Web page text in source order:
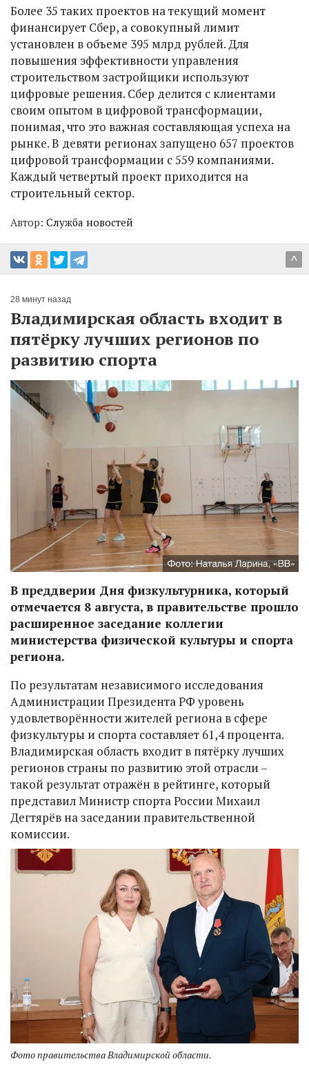
Более 35 таких проектов на текущий момент
финансирует Сбер, а совокупный лимит
установлен в объеме 395 млрд рублей. Для
повышения эффективности управления
строительством застройщики используют
цифровые решения. Сбер делится с клиентами
своим опытом в цифровой трансформации,
понимая, что это важная составляющая успеха на
рынке. В девяти регионах запущено 657 проектов
цифровой трансформации с 559 компаниями.
Каждый четвертый проект приходится на
строительный сектор.
Автор: Служба новостей
^
28 минут назад
Владимирская область входит в
пятёрку лучших регионов по
развитию спорта
В преддверии Дня физкультурника, который
отмечается 8 августа, в правительстве прошло
расширенное заседание коллегии
министерства физической культуры и спорта
региона.
По результатам независимого исследования
Администрации Президента РФ уровень
удовлетворённости жителей региона в сфере
физкультуры и спорта составляет 61,4 процента.
Владимирская область входит в пятёрку лучших
регионов страны по развитию этой отрасли –
такой результат отражён в рейтинге, который
представил Министр спорта России Михаил
Дегтярёв на заседании правительственной
комиссии.
Фото правительства Владимирской области.